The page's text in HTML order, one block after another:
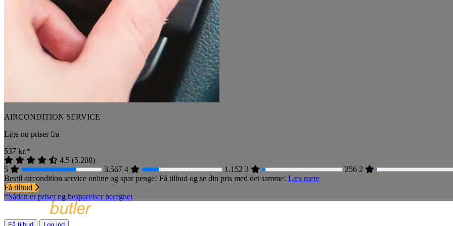
AIRCONDITION SERVICE
Lige nu priser fra
537 kr.*
4.5 (5.208)
5
3.567 4 1.152 3 256 2
Bestil aircondition service online og spar penge! Få tilbud og se din pris med det samme! Læs mere
Få tilbud
*Sådan er priser og besparelser beregnet